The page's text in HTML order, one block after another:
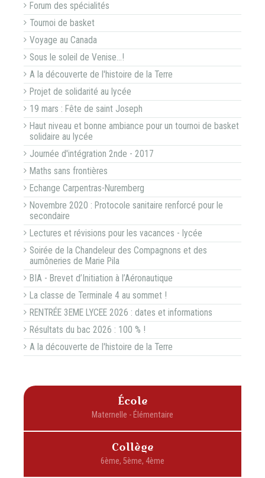
Forum des spécialités
Tournoi de basket
Voyage au Canada
Sous le soleil de Venise...!
A la découverte de l'histoire de la Terre
Projet de solidarité au lycée
19 mars : Fête de saint Joseph
Haut niveau et bonne ambiance pour un tournoi de basket
solidaire au lycée
Journée d'intégration 2nde - 2017
Maths sans frontières
Echange Carpentras-Nuremberg
Novembre 2020 : Protocole sanitaire renforcé pour le
secondaire
Lectures et révisions pour les vacances - lycée
Soirée de la Chandeleur des Compagnons et des
aumôneries de Marie Pila
BIA - Brevet d’Initiation à l’Aéronautique
La classe de Terminale 4 au sommet !
RENTRÉE 3EME LYCEE 2026 : dates et informations
Résultats du bac 2026 : 100 % !
A la découverte de l'histoire de la Terre
École
Collège